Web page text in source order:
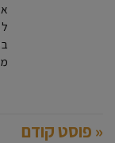
« פוסט קודם